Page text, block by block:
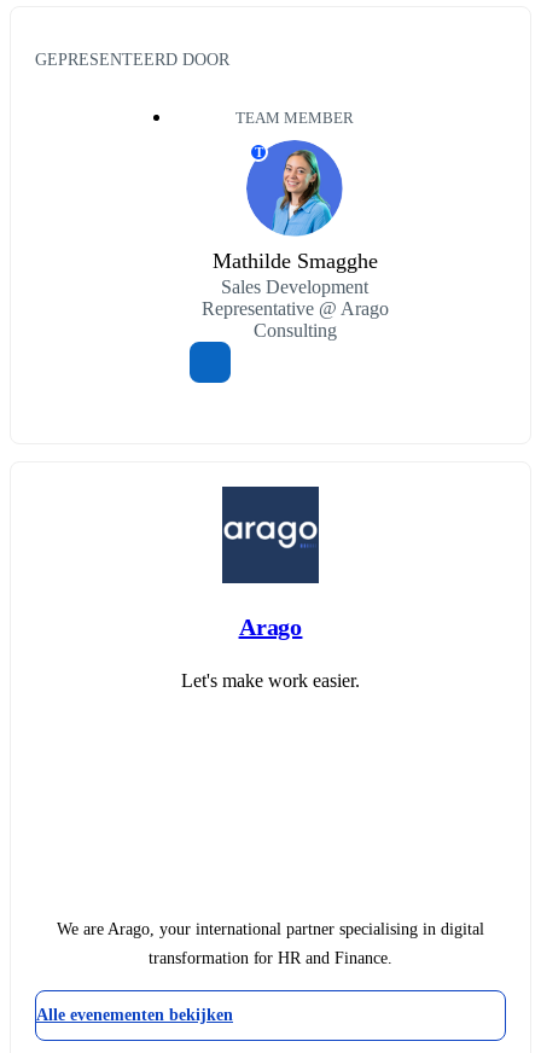
GEPRESENTEERD DOOR
TEAM MEMBER
T
Mathilde Smagghe
Sales Development
Representative @ Arago
Consulting
Arago
Let's make work easier.
We are Arago, your international partner specialising in digital
transformation for HR and Finance.
Alle evenementen bekijken